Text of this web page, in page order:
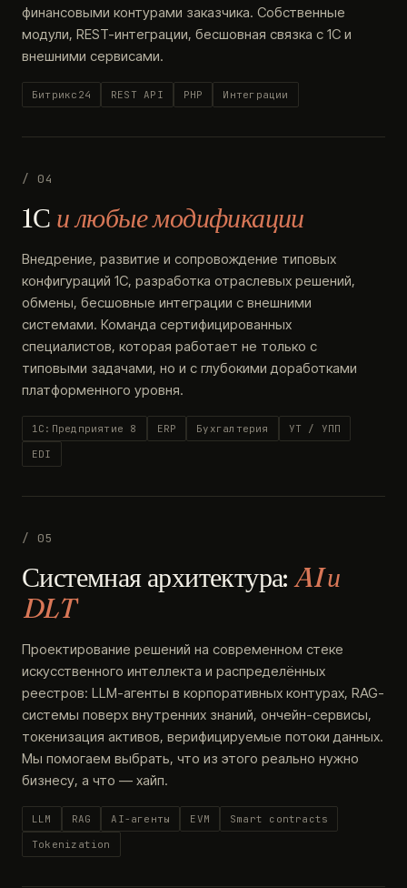
финансовыми контурами заказчика. Собственные
модули, REST-интеграции, бесшовная связка с 1С и
внешними сервисами.
Битрикс24 REST API PHP Интеграции
/ 04
1С и любые модификации
Внедрение, развитие и сопровождение типовых
конфигураций 1С, разработка отраслевых решений,
обмены, бесшовные интеграции с внешними
системами. Команда сертифицированных
специалистов, которая работает не только с
типовыми задачами, но и с глубокими доработками
платформенного уровня.
1С:Предприятие 8 ERP Бухгалтерия
УТ / УПП
EDI
/ 05
Системная архитектура:AI и
DLT
Проектирование решений на современном стеке
искусственного интеллекта и распределённых
реестров: LLM-агенты в корпоративных контурах, RAG-
системы поверх внутренних знаний, ончейн-сервисы,
токенизация активов, верифицируемые потоки данных.
Мы помогаем выбрать, что из этого реально нужно
бизнесу, а что — хайп.
LLM RAG AI-агенты EVM
Smart contracts
Tokenization